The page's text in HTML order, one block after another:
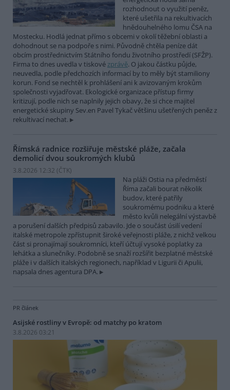
rozhodnout o využití peněz,
které ušetřila na rekultivacích
hnědouhelného lomu ČSA na
Mostecku. Hodlá jednat přímo s obcemi v okolí těžební oblasti a
dohodnout se na podpoře s nimi. Původně chtěla peníze dát
obcím prostřednictvím Státního fondu životního prostředí (SFŽP).
Firma to dnes uvedla v tiskovézprávě. O jakou částku půjde,
neuvedla, podle předchozích informací by to měly být stamiliony
korun. Fond se nechtěl k prohlášení ani k avizovaným krokům
společnosti vyjadřovat. Ekologické organizace přístup firmy
kritizují, podle nich se naplnily jejich obavy, že si chce majitel
energetické skupiny Sev.en Pavel Tykač většinu ušetřených peněz z
rekultivací nechat.
Římská radnice rozšiřuje městské pláže, začala
demolicí dvou soukromých klubů
3.8.2026 12:32 (ČTK)
Na pláži Ostia na předměstí
Říma začali bourat několik
budov, které patřily
soukromému podniku a které
město kvůli nelegální výstavbě
a porušení dalších předpisů zabavilo. Jde o součást úsilí vedení
italské metropole zpřístupnit široké veřejnosti pláže, z nichž velkou
část si pronajímají soukromníci, kteří účtují vysoké poplatky za
lehátka a slunečníky. Podobně se snaží rozšířit bezplatné městské
pláže i v dalších italských regionech, například v Ligurii či Apulii,
napsala dnes agentura DPA.
PR článek
Asijské rostliny v Evropě: od matchy po kratom
3.8.2026 03:21